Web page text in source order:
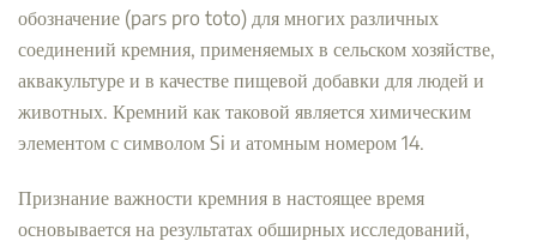
обозначение (pars pro toto) для многих различных
соединений кремния, применяемых в сельском хозяйстве,
аквакультуре и в качестве пищевой добавки для людей и
животных. Кремний как таковой является химическим
элементом с символом Si и атомным номером 14.
Признание важности кремния в настоящее время
основывается на результатах обширных исследований,